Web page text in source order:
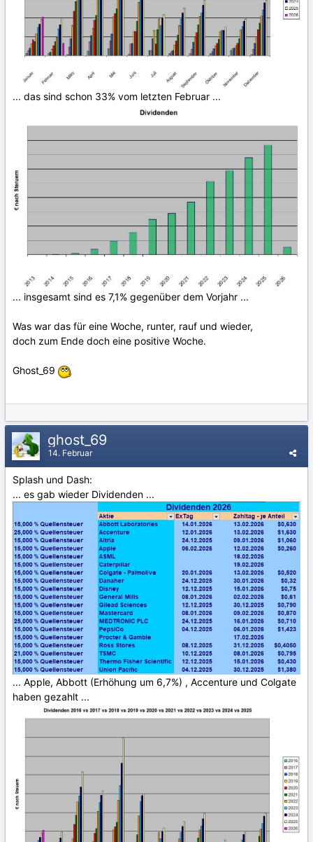
... das sind schon 33% vom letzten Februar ...
... insgesamt sind es 7,1% gegenüber dem Vorjahr ...
Was war das für eine Woche, runter, rauf und wieder,
doch zum Ende doch eine positive Woche.
Ghost_69
ghost_69
14. Februar
Splash und Dash:
... es gab wieder Dividenden ...
... Apple, Abbott (Erhöhung um 6,7%) , Accenture und Colgate
haben gezahlt ...